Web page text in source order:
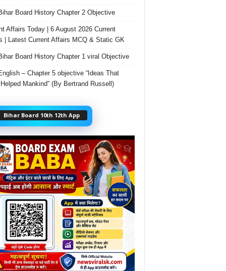
Board History Chapter 2 Objective
Affairs Today | 6 August 2026 Current
| Latest Current Affairs MCQ & Static GK
Board History Chapter 1 viral Objective
– Chapter 5 objective “Ideas That
Mankind” (By Bertrand Russell)
Bihar Board 10th 12th App